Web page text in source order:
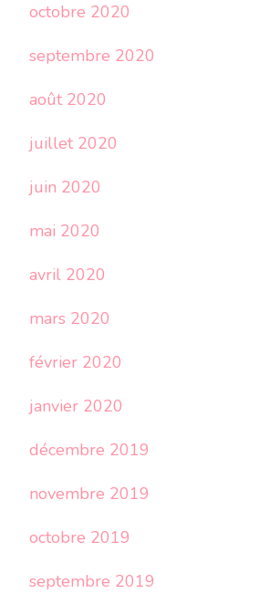
octobre 2020
septembre 2020
août 2020
juillet 2020
juin 2020
mai 2020
avril 2020
mars 2020
février 2020
janvier 2020
décembre 2019
novembre 2019
octobre 2019
septembre 2019